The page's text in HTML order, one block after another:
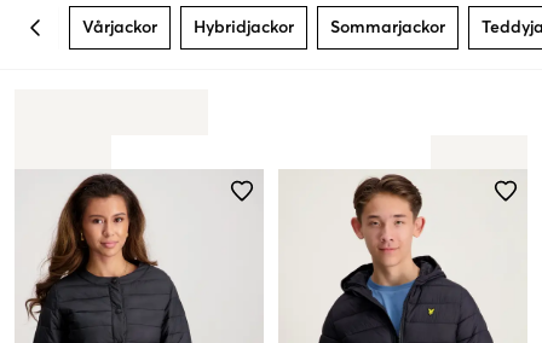
BACK Vårjackor Hybridjackor Sommarjackor